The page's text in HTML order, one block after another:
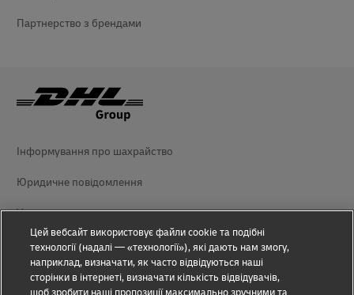
Партнерство з брендами
Інформування про шахрайство
Юридичне повідомлення
Умови використання
Повідомлення про конфіденційність
Додаткова інформація
Цей вебсайт використовує файли cookie та подібні
технології (надалі — «технології»), які дають нам змогу,
наприклад, визначати, як часто відвідуються наші
сторінки в інтернеті, визначати кількість відвідувачів,